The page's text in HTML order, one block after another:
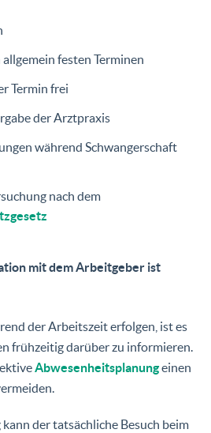
festen Terminen
Termin frei
der Arztpraxis
während Schwangerschaft
nach dem
mit dem Arbeitgeber ist
der Arbeitszeit erfolgen, ist es
frühzeitig darüber zu informieren.
Abwesenheitsplanungeinen
der tatsächliche Besuch beim